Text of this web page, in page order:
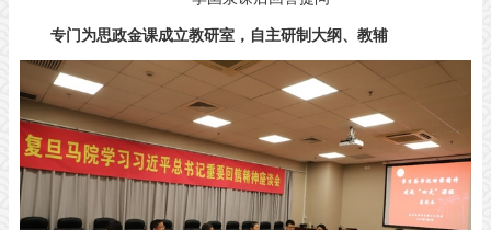
专门为思政金课成立教研室， 自主研制大纲、教辅